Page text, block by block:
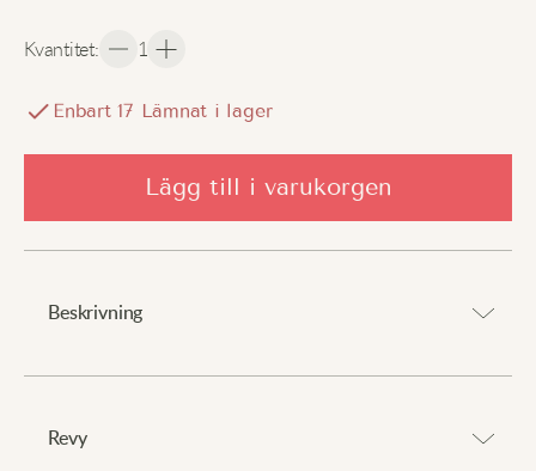
Kvantitet: 1
Enbart 17 Lämnat i lager
Lägg till i varukorgen
Beskrivning
Tjockt fleecefoder ger exceptionell mjukhet och komfort
Revy